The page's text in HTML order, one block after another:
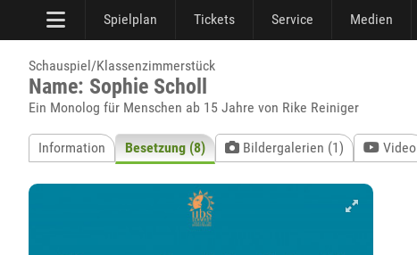
Spielplan Tickets Service Medien
Schauspiel/Klassenzimmerstück
Name: Sophie Scholl
Ein Monolog für Menschen ab 15 Jahre von Rike Reiniger
Information Besetzung (8) Bildergalerien (1) Video